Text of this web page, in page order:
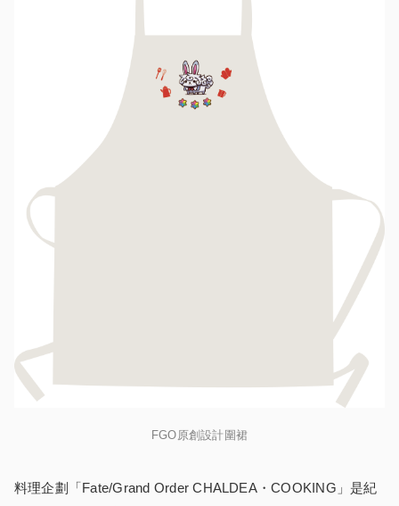
FGO原創設計圍裙
料理企劃「Fate/Grand Order CHALDEA・COOKING」是紀